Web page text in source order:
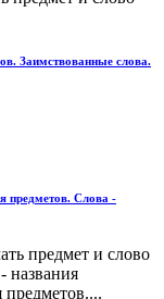
Заимствованные слова.
предметов. Слова -
предмет и слово
названия
предметов....